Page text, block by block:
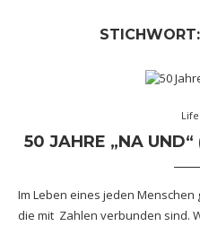
STICHWORT:
50 JAHRE „NA
Im Leben eines jeden
die mit Zahlen verbunden sind.